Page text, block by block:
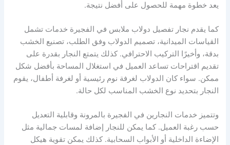
يعد خطوة مهمة للحصول على أفضل نتيجة.
كما يقدم نجار تفصيل دولاب ملابس في الفجيرة خدمات تشمل
القياسات الميدانية، تصميم الدولاب وفق الطلب، تصنيع الخشب
بدقة، وأخيرًا التركيب الاحترافي. كذلك يتمتع النجار بقدرة على
تقديم اقتراحات تساعد العميل في استغلال المساحة بأفضل شكل
ممكن. سواء كان الدولاب لغرفة نوم رئيسية أو لغرفة أطفال، يقوم
النجار بتحديد نوع الخشب المناسب لكل حالة.
وتتميز خدمات النجارين في الفجيرة بالمرونة وقابلية التعديل
حسب رغبة العميل. كما يمكن للنجار إضافة لمسات جمالية مثل
الإضاءة الداخلية أو الأبواب السحابية. كذلك يمكن تقوية هيكل